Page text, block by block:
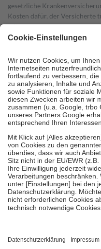
gesetzliche
Kosten dafür, der Versicherte
mit.
Grundsätzlich leisten
höchstens zehn Euro.
Es sind
Kosten der Leistung zu
Diese Regeln gelten
Bei Heilmitteln und häuslicher
Zuzahlung zehn Prozent der
Verordnung.
Um das Engagement der
stärken und die besondere
fallenkeine Zuzahlungenan bei:
• Kindern und Jugendlichen
mit Ausnahme der Fahrkosten
• Untersuchungen zur
GKV getragen werden
• empfohlenen
• Harn- und Blutteststreifen
getroffen, um sicherzustellen,